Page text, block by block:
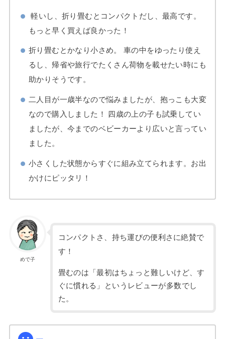
軽いし、折り畳むとコンパクトだし、最高です。
もっと早く買えば良かった！
折り畳むとかなり小さめ。 車の中をゆったり使え
るし、帰省や旅行でたくさん荷物を載せたい時にも
助かりそうです。
二人目が一歳半なので悩みましたが、抱っこも大変
なので購入しました！ 四歳の上の子も試乗してい
ましたが、今までのベビーカーより広いと言ってい
ました。
小さくした状態からすぐに組み立てられます。お出
かけにピッタリ！
めで子
コンパクトさ、持ち運びの便利さに絶賛で
す！
畳むのは「最初はちょっと難しいけど、す
ぐに慣れる」というレビューが多数でし
た。